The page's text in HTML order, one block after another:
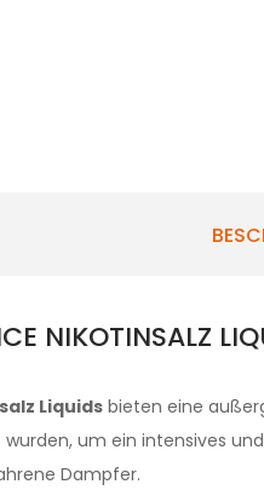
NIKOTINSALZ
Liquids bieten eine
um ein intensives
Dampfer.